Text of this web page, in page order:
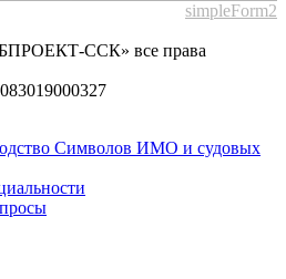
simpleForm2
ССК» все права
Символов ИМО и судовых